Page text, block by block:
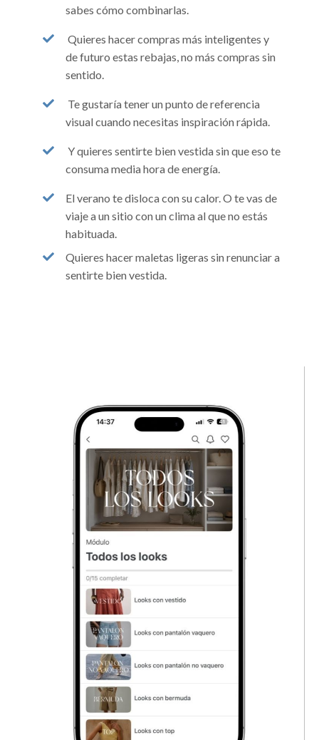
sabes cómo combinarlas.
Quieres hacer compras más inteligentes y
de futuro estas rebajas, no más compras sin
sentido.
Te gustaría tener un punto de referencia
visual cuando necesitas inspiración rápida.
Y quieres sentirte bien vestida sin que eso te
consuma media hora de energía.
El verano te disloca con su calor. O te vas de
viaje a un sitio con un clima al que no estás
habituada.
Quieres hacer maletas ligeras sin renunciar a
sentirte bien vestida.